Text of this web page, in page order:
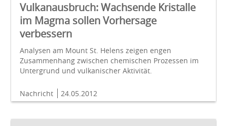
Vulkanausbruch: Wachsende Kristalle
im Magma sollen Vorhersage
verbessern
Analysen am Mount St. Helens zeigen engen
Zusammenhang zwischen chemischen Prozessen im
Untergrund und vulkanischer Aktivität.
Nachricht 24.05.2012